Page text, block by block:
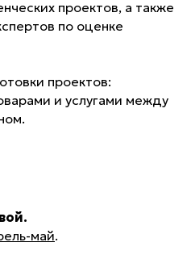
проектов, а также
по оценке
проектов:
и услугами между
май.